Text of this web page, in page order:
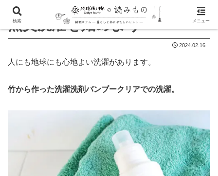
無臭洗濯を始めよう
2024.02.16
人にも地球にも心地よい洗濯があります。
竹から作った洗濯洗剤バンブークリアでの洗濯。
検索 メニュー